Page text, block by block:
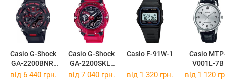
Casio G-Shock
GA-2200BNR-
1A
Casio G-Shock
GA-2200SKL-
4A
Casio F-91W-1
Casio
V001L-7B
від 6 440 грн. від 7 040 грн. від 1 320 грн. від 1 120